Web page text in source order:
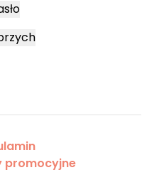
promocyjne